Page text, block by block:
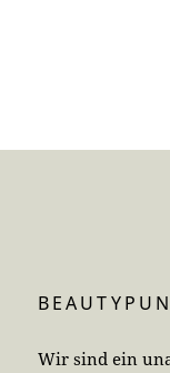
Wir sind ein